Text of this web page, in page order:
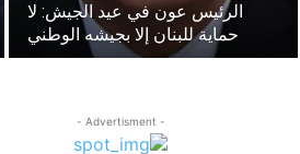
الرئيس عون في عيد الجيش: لا
حماية للبنان إلا بجيشه الوطني
- Advertisment -